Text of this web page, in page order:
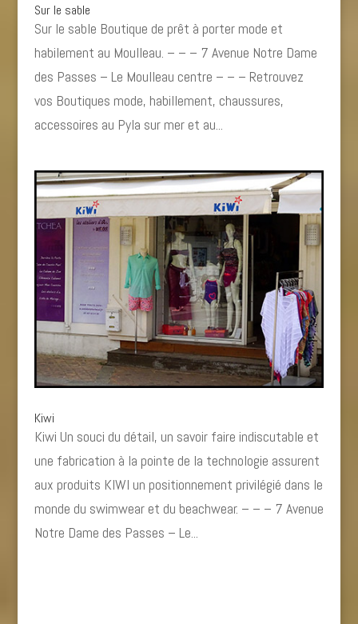
Sur le sable
Sur le sable Boutique de prêt à porter mode et
habilement au Moulleau. – – – 7 Avenue Notre Dame
des Passes – Le Moulleau centre – – – Retrouvez
vos Boutiques mode, habillement, chaussures,
accessoires au Pyla sur mer et au...
Kiwi
Kiwi Un souci du détail, un savoir faire indiscutable et
une fabrication à la pointe de la technologie assurent
aux produits KIWI un positionnement privilégié dans le
monde du swimwear et du beachwear. – – – 7 Avenue
Notre Dame des Passes – Le...